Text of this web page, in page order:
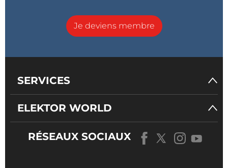
Je deviens membre
SERVICES
ELEKTOR WORLD
RÉSEAUX SOCIAUX